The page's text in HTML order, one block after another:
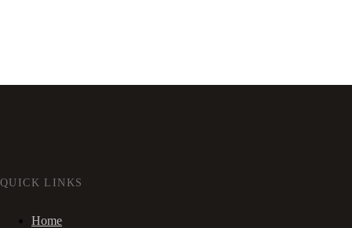
QUICK LINKS
Home